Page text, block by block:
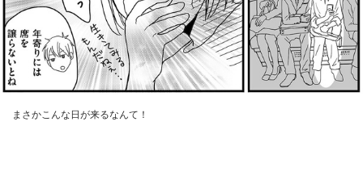
まさかこんな日が来るなんて！